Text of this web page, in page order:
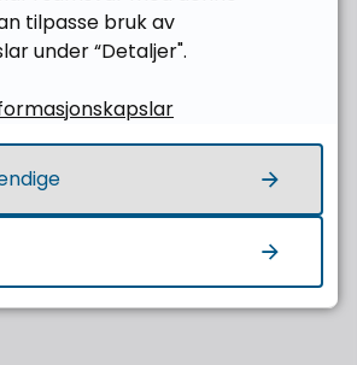
om appen,
prisar og soner
tilpasse bruk av
under “Detaljer".